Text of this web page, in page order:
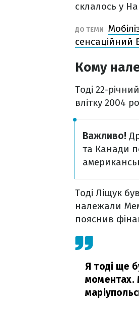
склалось у
ДО ТЕМИ
сенсаційний
Кому
Тоді 22-
влітку 2004
Важливо!
та Канади
Тоді Ліщук
належали
пояснив
Я тоді ще
моментах.